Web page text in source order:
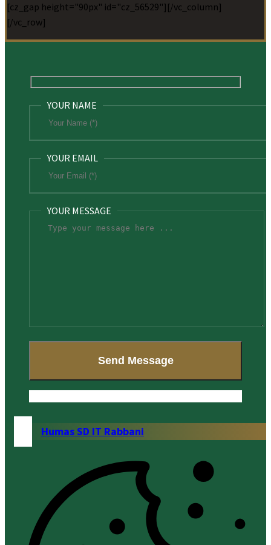
[cz_gap height="90px" id="cz_56529"][/vc_column]
[/vc_row]
YOUR NAME
YOUR EMAIL
YOUR MESSAGE
Humas SD IT Rabbani